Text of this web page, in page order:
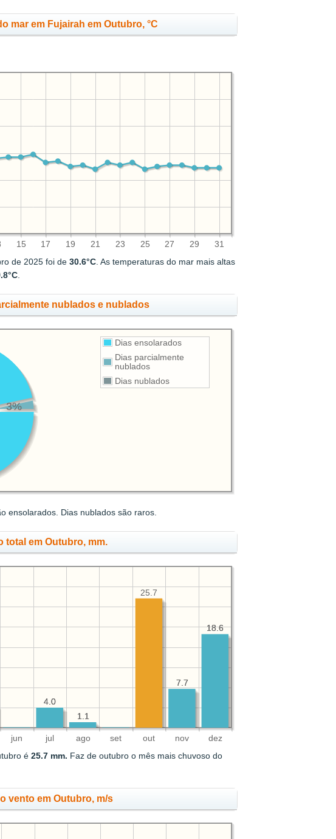
mar em Fujairah em Outubro, °C
15 17 19 21 23 25 27 29 31
de 2025 foi de30.6°C . As temperaturas do mar mais altas
nublados e nublados
Dias ensolarados
Dias parcialmente
nublados
Dias nublados
3%
ensolarados. Dias nublados são raros.
total em Outubro, mm.
jun jul ago set out nov dez
18.6
7.7
1.1
4.0
18.6
7.7
25.7
1.1
4.0
é25.7 mm. Faz de outubro o mês mais chuvoso do
vento em Outubro, m/s